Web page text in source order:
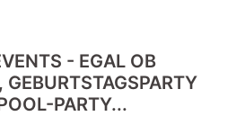
- EGAL OB
GEBURTSTAGSPARTY
PARTY...